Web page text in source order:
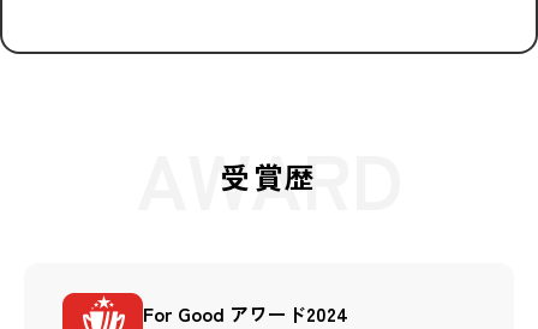
AWARD
受賞歴
For Good アワード2024